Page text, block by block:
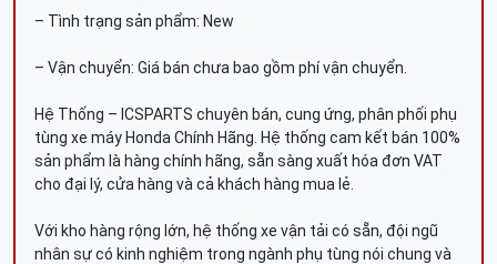
– Tình trạng sản phẩm: New
– Vận chuyển: Giá bán chưa bao gồm phí vận chuyển.
Hệ Thống – ICSPARTS chuyên bán, cung ứng, phân phối phụ
tùng xe máy Honda Chính Hãng. Hệ thống cam kết bán 100%
sản phẩm là hàng chính hãng, sẵn sàng xuất hóa đơn VAT
cho đại lý, cửa hàng và cả khách hàng mua lẻ.
Với kho hàng rộng lớn, hệ thống xe vận tải có sẵn, đội ngũ
nhân sự có kinh nghiệm trong ngành phụ tùng nói chung và